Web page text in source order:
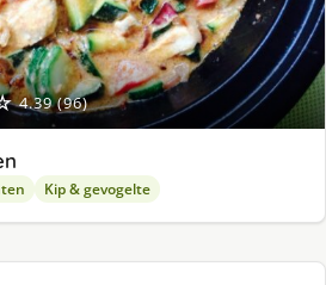
4.39 (96)
Kip & gevogelte